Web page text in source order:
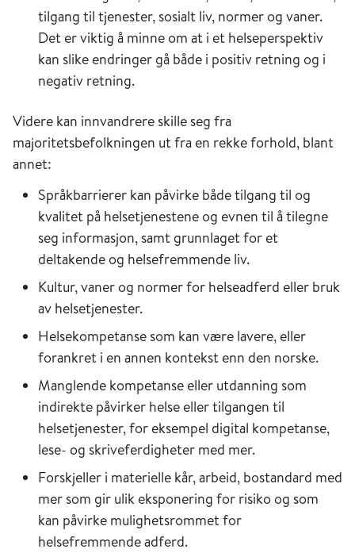
tilgang til tjenester, sosialt liv, normer og vaner.
Det er viktig å minne om at i et helseperspektiv
kan slike endringer gå både i positiv retning og i
negativ retning.
Videre kan innvandrere skille seg fra
majoritetsbefolkningen ut fra en rekke forhold, blant
annet:
Språkbarrierer kan påvirke både tilgang til og
kvalitet på helsetjenestene og evnen til å tilegne
seg informasjon, samt grunnlaget for et
deltakende og helsefremmende liv.
Kultur, vaner og normer for helseadferd eller bruk
av helsetjenester.
Helsekompetanse som kan være lavere, eller
forankret i en annen kontekst enn den norske.
Manglende kompetanse eller utdanning som
indirekte påvirker helse eller tilgangen til
helsetjenester, for eksempel digital kompetanse,
lese- og skriveferdigheter med mer.
Forskjeller i materielle kår, arbeid, bostandard med
mer som gir ulik eksponering for risiko og som
kan påvirke mulighetsrommet for
helsefremmende adferd.